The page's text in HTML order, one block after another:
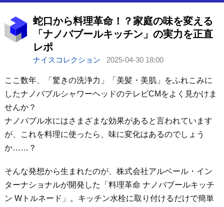
蛇口から料理革命！？家庭の味を変える
「ナノバブールキッチン」の実力を正直
レポ
ナイスコレクション 2025-04-30 18:00
ここ数年、「驚きの洗浄力」「美髪・美肌」をふれこみに
したナノバブルシャワーヘッドのテレビCMをよく見かけま
せんか？
ナノバブル水にはさまざまな効果があると言われています
が、これを料理に使ったら、味に変化はあるのでしょう
か……？
そんな発想から生まれたのが、株式会社アルベール・イン
ターナショナルが開発した「料理革命 ナノバブールキッチ
ン Wトルネード」。キッチン水栓に取り付けるだけで簡単